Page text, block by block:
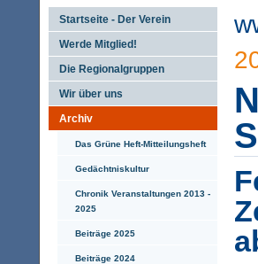
Startseite - Der Verein
Werde Mitglied!
Die Regionalgruppen
Wir über uns
Archiv
Das Grüne Heft-Mitteilungsheft
Gedächtniskultur
Chronik Veranstaltungen 2013 -
2025
Beiträge 2025
Beiträge 2024